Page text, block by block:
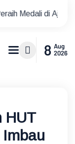
Porprov
8 Aug
2026
HUT
Imbau